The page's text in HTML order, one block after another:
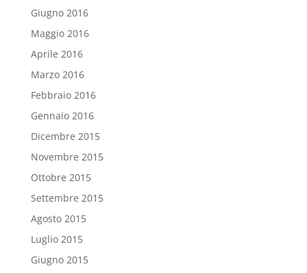
Giugno 2016
Maggio 2016
Aprile 2016
Marzo 2016
Febbraio 2016
Gennaio 2016
Dicembre 2015
Novembre 2015
Ottobre 2015
Settembre 2015
Agosto 2015
Luglio 2015
Giugno 2015